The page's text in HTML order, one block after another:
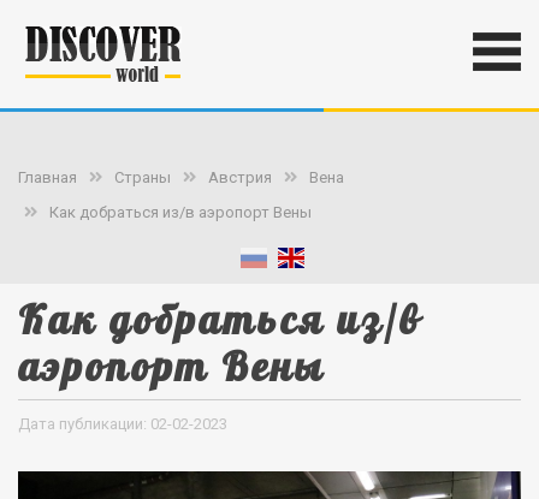
Главная Страны Австрия
Вена
Как добраться из/в аэропорт Вены
Как добраться из/в
аэропорт Вены
Дата публикации: 02-02-2023